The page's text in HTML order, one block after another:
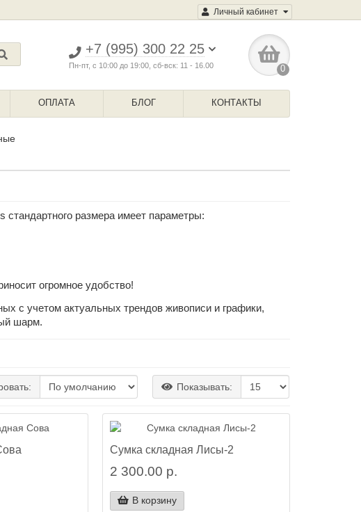
Личный кабинет
+7 (995) 300 22 25
Пн-пт, с 10:00 до 19:00, сб-вск: 11 - 16.00 0
ОПЛАТА БЛОГ КОНТАКТЫ
размера имеет параметры:
огромное удобство!
с учетом актуальных трендов живописи и графики,
шарм.
Показывать:
Сумка складная Лисы-2
2 300.00 р.
В корзину